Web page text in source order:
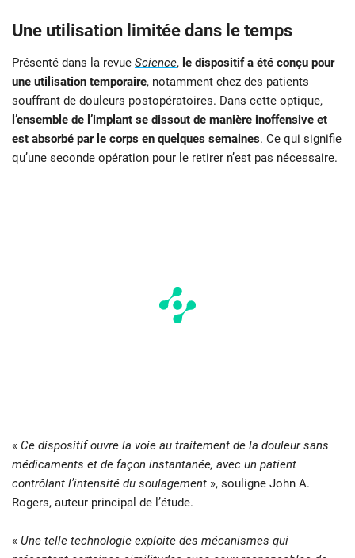
Une utilisation limitée dans le temps
Présenté dans la revue Science, le dispositif a été conçu pour
une utilisation temporaire, notamment chez des patients
souffrant de douleurs postopératoires. Dans cette optique,
l’ensemble de l’implant se dissout de manière inoffensive et
est absorbé par le corps en quelques semaines. Ce qui signifie
qu’une seconde opération pour le retirer n’est pas nécessaire.
« Ce dispositif ouvre la voie au traitement de la douleur sans
médicaments et de façon instantanée, avec un patient
contrôlant l’intensité du soulagement », souligne John A.
Rogers, auteur principal de l’étude.
« Une telle technologie exploite des mécanismes qui